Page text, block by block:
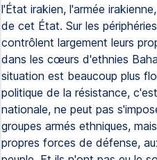
l'État irakien, l'armée
de cet État. Sur les
contrôlent largement leurs
dans les cœurs d'ethnies
situation est beaucoup plus
politique de la résistance,
nationale, ne peut pas
groupes armés ethniques,
propres forces de défense,